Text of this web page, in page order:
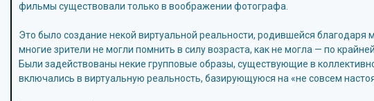
фильмы существовали только в воображении фотографа.
Это было создание некой виртуальной реальности, родившейся
многие зрители не могли помнить в силу возраста, как не могла — по
Были задействованы некие групповые образы, существующие в
включались в виртуальную реальность, базирующуюся на «не совсем